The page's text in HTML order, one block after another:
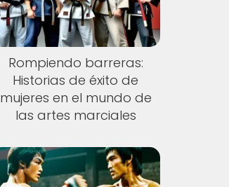
Rompiendo barreras:
Historias de éxito de
mujeres en el mundo de
las artes marciales